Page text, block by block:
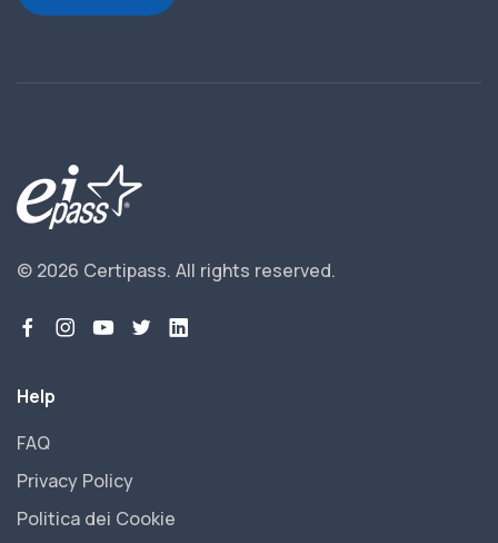
© 2026 Certipass. All rights reserved.
Help
FAQ
Privacy Policy
Politica dei Cookie